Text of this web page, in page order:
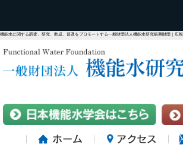
機能水に関する調査、研究、助成、普及をプロモートする一般財団法人機能水研究振興財団｜広報